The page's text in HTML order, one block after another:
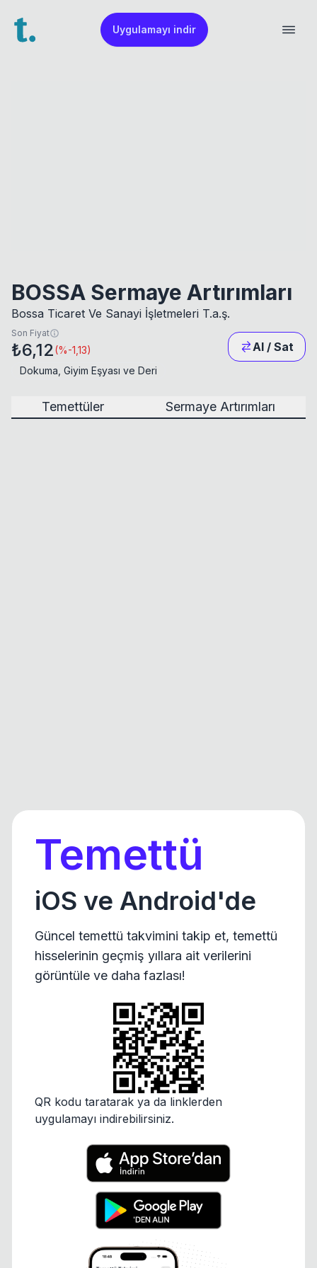
Uygulamayı indir
BOSSA Sermaye Artırımları
Bossa Ticaret Ve Sanayi İşletmeleri T.a.ş.
Son Fiyat
₺6,12(%-1,13) Al / Sat
Dokuma, Giyim Eşyası ve Deri
Temettüler Sermaye Artırımları
Temettü
iOS ve Android'de
Güncel temettü takvimini takip et, temettü
hisselerinin geçmiş yıllara ait verilerini
görüntüle ve daha fazlası!
QR kodu taratarak ya da linklerden
uygulamayı indirebilirsiniz.